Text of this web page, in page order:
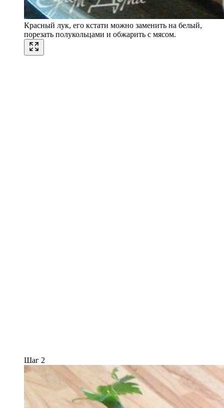
Красный лук, его кстати можно заменить на белый,
порезать полукольцами и обжарить с мясом.
Шаг 2